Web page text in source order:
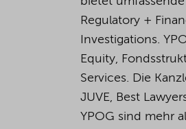
Regulatory +
Investigations.
Equity,
Services. Die
JUVE, Best
YPOG sind mehr